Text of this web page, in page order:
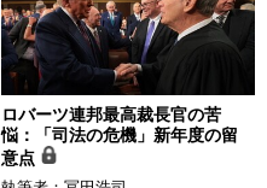
ロバーツ連邦最高裁長官の苦
悩：「司法の危機」新年度の留
意点